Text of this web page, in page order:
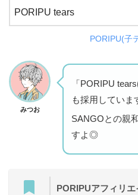
PORIPU tears
PORIPU(子
みつお
「PORIPU
も採用していま
SANGOとの親
すよ◎
PORIPUアフィリ